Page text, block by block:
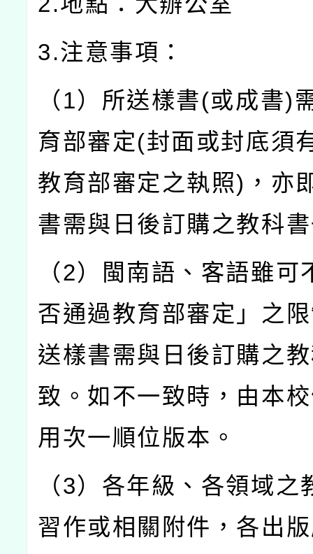
3.注意事項：
（1）所送樣書(或成書)
育部審定(封面或封底須
教育部審定之執照)，亦
書需與日後訂購之教科
（2）閩南語、客語雖可
否通過教育部審定」之
送樣書需與日後訂購之
致。如不一致時，由本
用次一順位版本。
（3）各年級、各領域之
習作或相關附件，各出